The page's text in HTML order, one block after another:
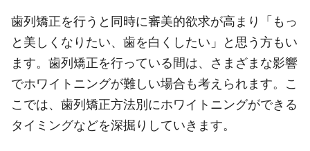
歯列矯正を行うと同時に審美的欲求が高まり「もっ
と美しくなりたい、歯を白くしたい」と思う方もい
ます。歯列矯正を行っている間は、さまざまな影響
でホワイトニングが難しい場合も考えられます。こ
こでは、歯列矯正方法別にホワイトニングができる
タイミングなどを深掘りしていきます。